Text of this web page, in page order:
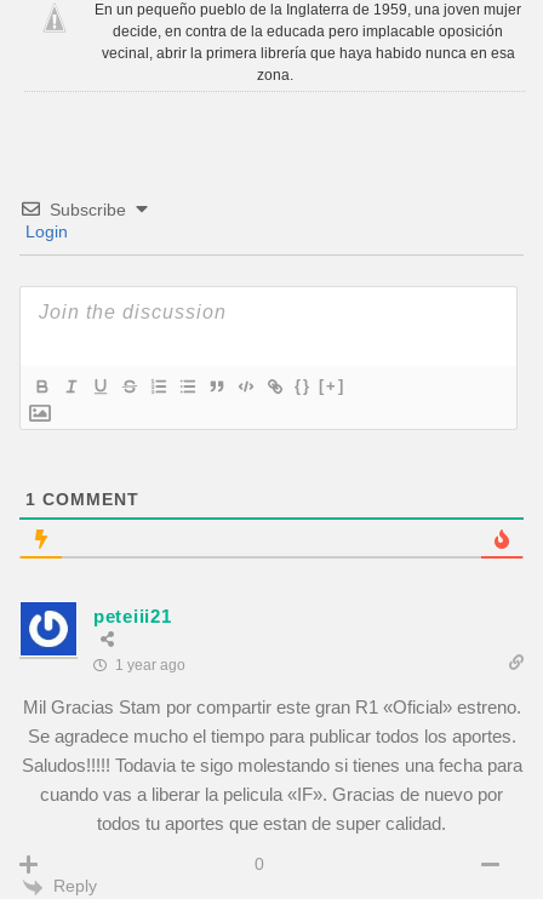
En un pequeño pueblo de la Inglaterra de 1959, una joven mujer
decide, en contra de la educada pero implacable oposición
vecinal, abrir la primera librería que haya habido nunca en esa
zona.
Subscribe
Login
{} [+]
1 COMMENT
peteiii21
1 year ago
Mil Gracias Stam por compartir este gran R1 «Oficial» estreno.
Se agradece mucho el tiempo para publicar todos los aportes.
Saludos!!!!! Todavia te sigo molestando si tienes una fecha para
cuando vas a liberar la pelicula «IF». Gracias de nuevo por
todos tu aportes que estan de super calidad.
0
Reply